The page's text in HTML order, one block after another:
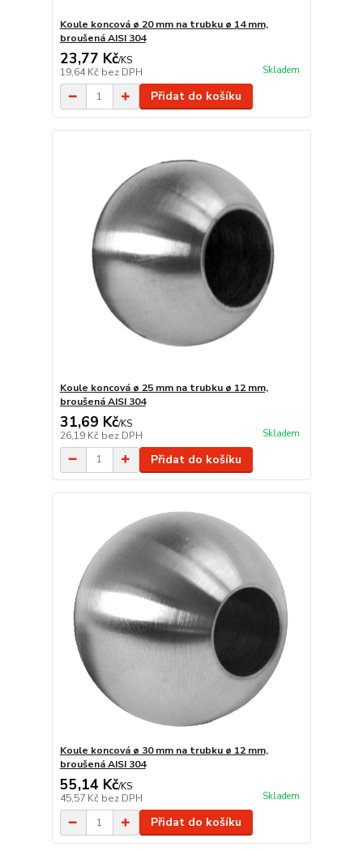
Koule koncová ø 20 mm na trubku ø 14 mm,
broušená AISI 304
23,77 Kč/KS
19,64 Kč bez DPH Skladem
Přidat do košíku
Koule koncová ø 25 mm na trubku ø 12 mm,
broušená AISI 304
31,69 Kč/KS
26,19 Kč bez DPH Skladem
Přidat do košíku
Koule koncová ø 30 mm na trubku ø 12 mm,
broušená AISI 304
55,14 Kč/KS
45,57 Kč bez DPH Skladem
Přidat do košíku